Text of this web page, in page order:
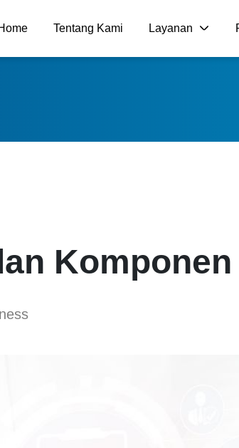
Tentang Kami Layanan